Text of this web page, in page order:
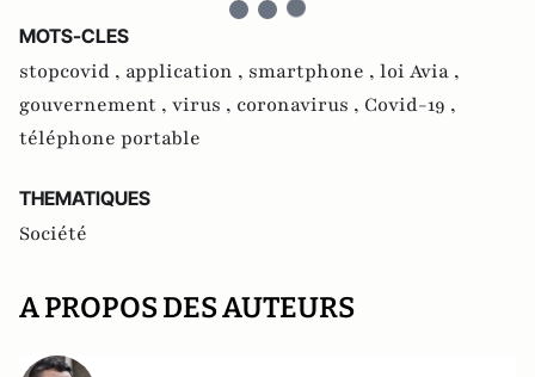
MOTS-CLES
stopcovid , application , smartphone , loi Avia ,
gouvernement , virus , coronavirus , Covid-19 ,
téléphone portable
THEMATIQUES
Société
A PROPOS DES AUTEURS